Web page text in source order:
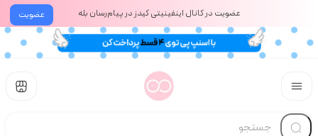
عضویت عضویت در کانال اینفینیتی کیدز در پیام‌رسان بله